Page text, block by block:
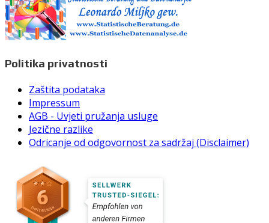
Politika privatnosti
Zaštita podataka
Impressum
AGB - Uvjeti pružanja usluge
Jezične razlike
Odricanje od odgovornost za sadržaj (Disclaimer)